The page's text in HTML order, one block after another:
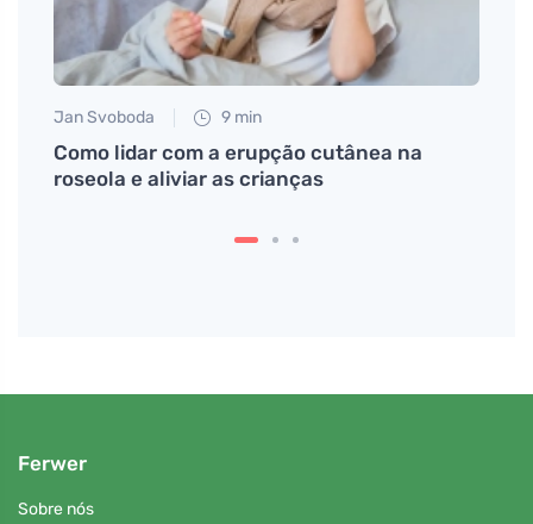
Jan Svoboda 9 min
Como lidar com a erupção cutânea na
roseola e aliviar as crianças
Ferwer
Sobre nós